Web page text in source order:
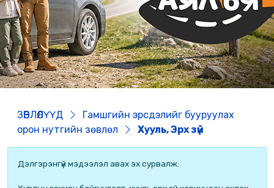
ЗӨВЛӨЛҮҮД
Гамшгийн эрсдэлийг бууруулах
орон нутгийн зөвлөл
Хууль, Эрх зүй
Дэлгэрэнгүй мэдээлэл авах эх сурвалж: